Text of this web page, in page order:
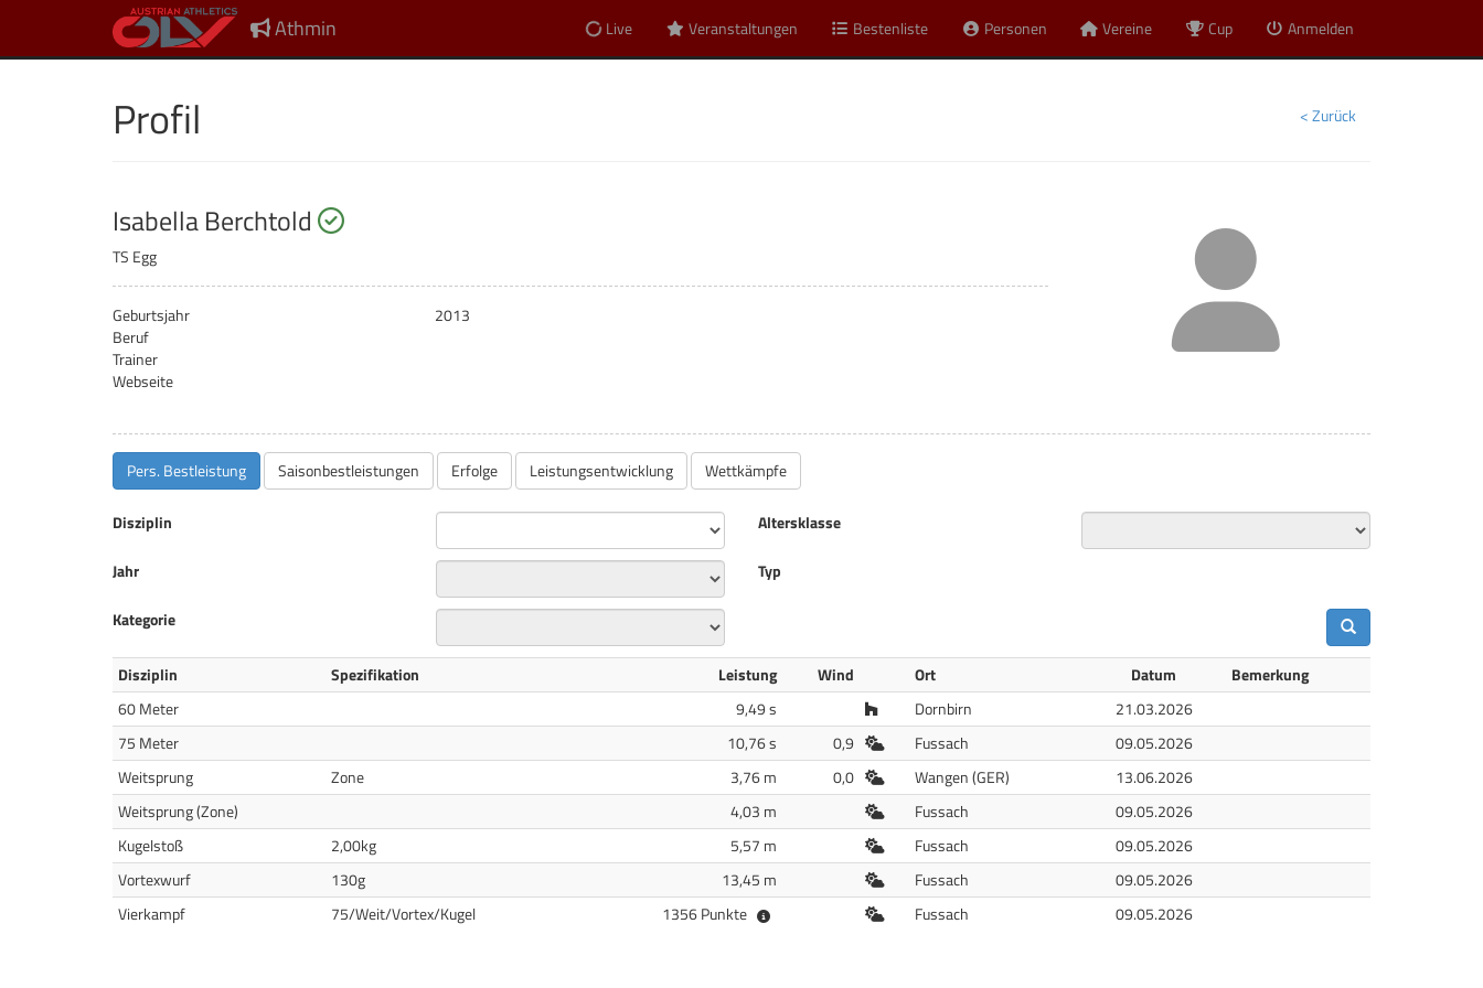
Athmin Live Veranstaltungen Bestenliste Personen Vereine Cup Anmelden
< Zurück
Profil
Isabella Berchtold startberechtigt
TS Egg
Geburtsjahr
2013
Beruf
Trainer
Webseite
Pers. Bestleistung Saisonbestleistungen Erfolge Leistungsentwicklung Wettkämpfe
Disziplin Altersklasse
Jahr Typ
Kategorie
Disziplin Spezifikation Leistung Wind Ort Datum
Bemerkung
60 Meter
9,49 s Halle Dornbirn
21.03.2026
75 Meter
10,76 s 0,9 FreiluftFussach
09.05.2026
Weitsprung
Zone 3,76 m 0,0 FreiluftWangen (GER)
13.06.2026
Weitsprung (Zone)
4,03 m FreiluftFussach
09.05.2026
Kugelstoß
2,00kg 5,57 m FreiluftFussach
09.05.2026
Vortexwurf
130g 13,45 m FreiluftFussach
09.05.2026
Vierkampf
75/Weit/Vortex/Kugel 1356 Punkte FreiluftFussach 09.05.2026